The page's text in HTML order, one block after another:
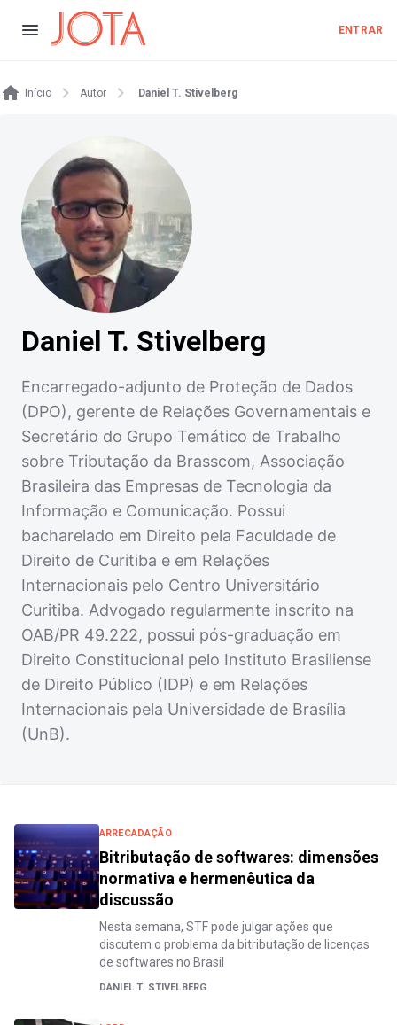
ENTRAR
Início Autor Daniel T. Stivelberg
Daniel T. Stivelberg
Encarregado-adjunto de Proteção de Dados
(DPO), gerente de Relações Governamentais e
Secretário do Grupo Temático de Trabalho
sobre Tributação da Brasscom, Associação
Brasileira das Empresas de Tecnologia da
Informação e Comunicação. Possui
bacharelado em Direito pela Faculdade de
Direito de Curitiba e em Relações
Internacionais pelo Centro Universitário
Curitiba. Advogado regularmente inscrito na
OAB/PR 49.222, possui pós-graduação em
Direito Constitucional pelo Instituto Brasiliense
de Direito Público (IDP) e em Relações
Internacionais pela Universidade de Brasília
(UnB).
ARRECADAÇÃO
Bitributação de softwares: dimensões
normativa e hermenêutica da
discussão
Nesta semana, STF pode julgar ações que
discutem o problema da bitributação de licenças
de softwares no Brasil
DANIEL T. STIVELBERG